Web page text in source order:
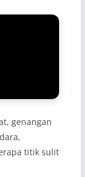
genangan
titik sulit